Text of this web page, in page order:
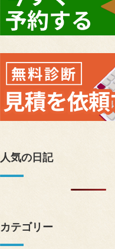
人気の日記
カテゴリー